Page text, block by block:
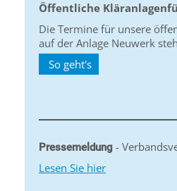
Öffentliche
Die Termine für unsere
auf der Anlage Neuwerk
So geht's
Pressemeldung -
Lesen Sie hier